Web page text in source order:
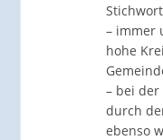
– immer
hohe
– bei
durch
ebenso